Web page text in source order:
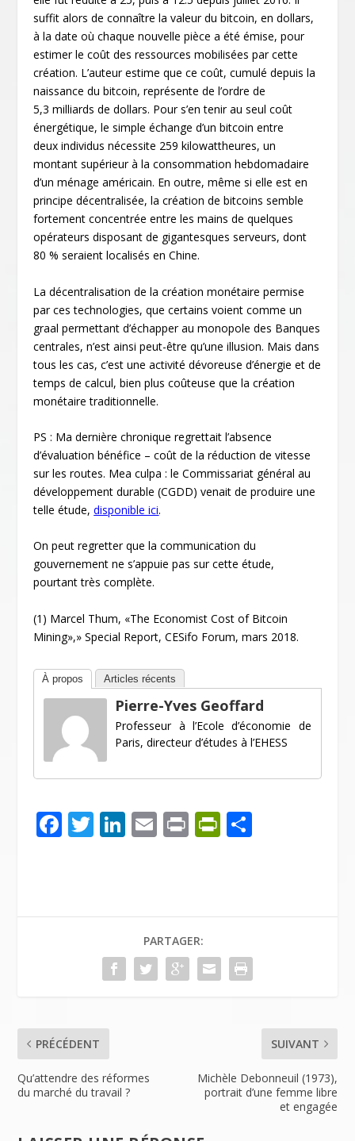
suffit alors de connaître la valeur du bitcoin, en dollars,
à la date où chaque nouvelle pièce a été émise, pour
estimer le coût des ressources mobilisées par cette
création. L’auteur estime que ce coût, cumulé depuis la
naissance du bitcoin, représente de l’ordre de
5,3 milliards de dollars. Pour s’en tenir au seul coût
énergétique, le simple échange d’un bitcoin entre
deux individus nécessite 259 kilowattheures, un
montant supérieur à la consommation hebdomadaire
d’un ménage américain. En outre, même si elle est en
principe décentralisée, la création de bitcoins semble
fortement concentrée entre les mains de quelques
opérateurs disposant de gigantesques serveurs, dont
80 % seraient localisés en Chine.
La décentralisation de la création monétaire permise
par ces technologies, que certains voient comme un
graal permettant d’échapper au monopole des Banques
centrales, n’est ainsi peut-être qu’une illusion. Mais dans
tous les cas, c’est une activité dévoreuse d’énergie et de
temps de calcul, bien plus coûteuse que la création
monétaire traditionnelle.
PS : Ma dernière chronique regrettait l’absence
d’évaluation bénéfice – coût de la réduction de vitesse
sur les routes. Mea culpa : le Commissariat général au
développement durable (CGDD) venait de produire une
telle étude, disponible ici.
On peut regretter que la communication du
gouvernement ne s’appuie pas sur cette étude,
pourtant très complète.
(1) Marcel Thum, «The Economist Cost of Bitcoin
Mining»,» Special Report, CESifo Forum, mars 2018.
À propos Articles récents
Pierre-Yves Geoffard
Professeur à l’Ecole d’économie de
Paris, directeur d’études à l’EHESS
F
o
T Li
dI
n
E Pr Pr
e
n
dl
er
PARTAGER:
PRÉCÉDENT
Qu’attendre des réformes
du marché du travail ?
SUIVANT
Michèle Debonneuil (1973),
portrait d’une femme libre
et engagée